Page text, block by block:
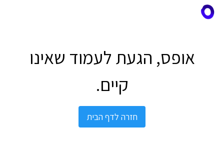
אופס, הגעת לעמוד שאינו
קיים.
חזרה לדף הבית